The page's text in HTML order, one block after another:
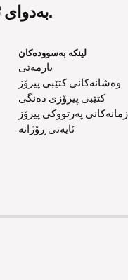
بەدوای ئینتیمادا بگەڕێیت لەگەڵ خودا.
لینکە بەسوودەکان
یارمەتی
وەشانەکانی کتێبی پیرۆز
کتێبی پیرۆزی دەنگی
زمانەکانی پەرتووکی پیرۆز
ئایەتی ڕۆژانە